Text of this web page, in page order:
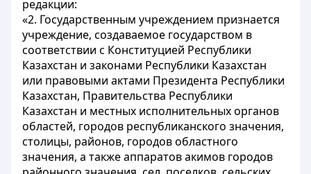
редакции:
«2. Государственным учреждением признается
учреждение, создаваемое государством в
соответствии с Конституцией Республики
Казахстан и законами Республики Казахстан
или правовыми актами Президента Республики
Казахстан, Правительства Республики
Казахстан и местных исполнительных органов
областей, городов республиканского значения,
столицы, районов, городов областного
значения, а также аппаратов акимов городов